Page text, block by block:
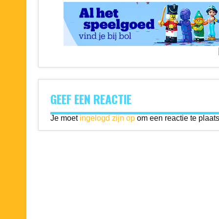
GEEF EEN REACTIE
Je moet ingelogd zijn opom een reactie te